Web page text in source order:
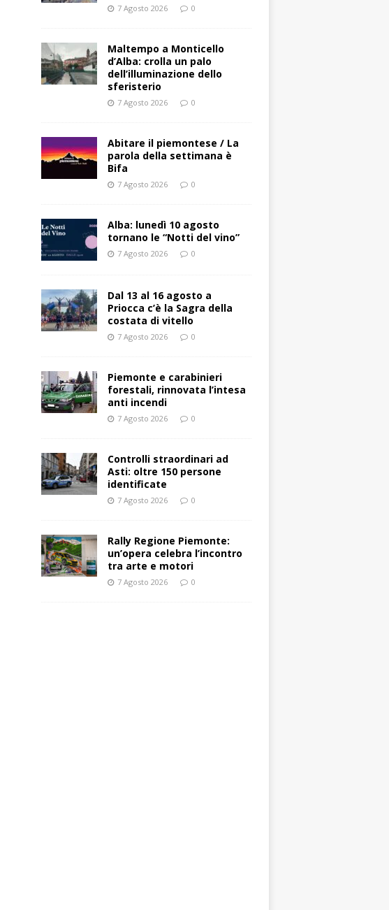
7 Agosto 2026 0
Maltempo a Monticello
d’Alba: crolla un palo
dell’illuminazione dello
sferisterio
7 Agosto 2026 0
Abitare il piemontese / La
parola della settimana è
Bifa
7 Agosto 2026 0
Alba: lunedì 10 agosto
tornano le “Notti del vino”
7 Agosto 2026 0
Dal 13 al 16 agosto a
Priocca c’è la Sagra della
costata di vitello
7 Agosto 2026 0
Piemonte e carabinieri
forestali, rinnovata l’intesa
anti incendi
7 Agosto 2026 0
Controlli straordinari ad
Asti: oltre 150 persone
identificate
7 Agosto 2026 0
Rally Regione Piemonte:
un’opera celebra l’incontro
tra arte e motori
7 Agosto 2026 0